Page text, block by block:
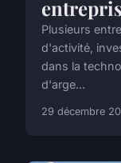
Plusieurs
d'activité,
dans la
d'arge...
29 décembre